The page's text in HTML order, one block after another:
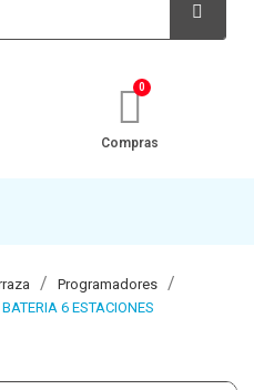
Compras
Programadores
6 ESTACIONES